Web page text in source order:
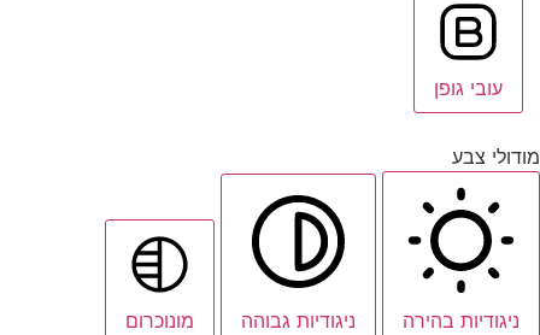
עובי גופן
מודולי צבע
ניגודיות בהירה ניגודיות גבוהה
מונוכרום